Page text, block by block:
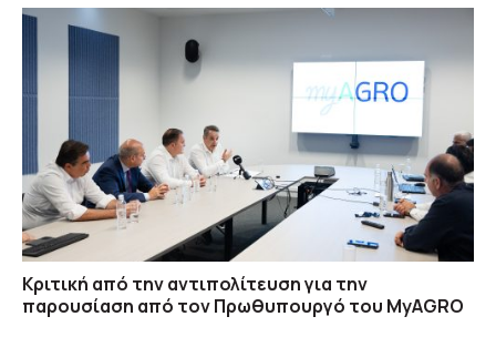
Κριτική από την αντιπολίτευση για την
παρουσίαση από τον Πρωθυπουργό του MyAGRO